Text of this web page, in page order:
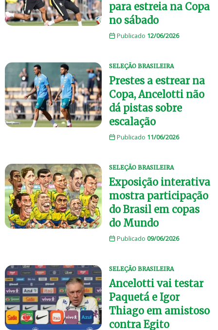
para estreia na Copa
no sábado
Publicado 12/06/2026
SELEÇÃO BRASILEIRA
Prestes a estrear na
Copa, Ancelotti não
dá pistas sobre
escalação
Publicado 11/06/2026
SELEÇÃO BRASILEIRA
Exposição interativa
mostra participação
do Brasil em copas
do Mundo
Publicado 09/06/2026
SELEÇÃO BRASILEIRA
Ancelotti vai testar
Paquetá e Igor
Thiago em amistoso
contra Egito